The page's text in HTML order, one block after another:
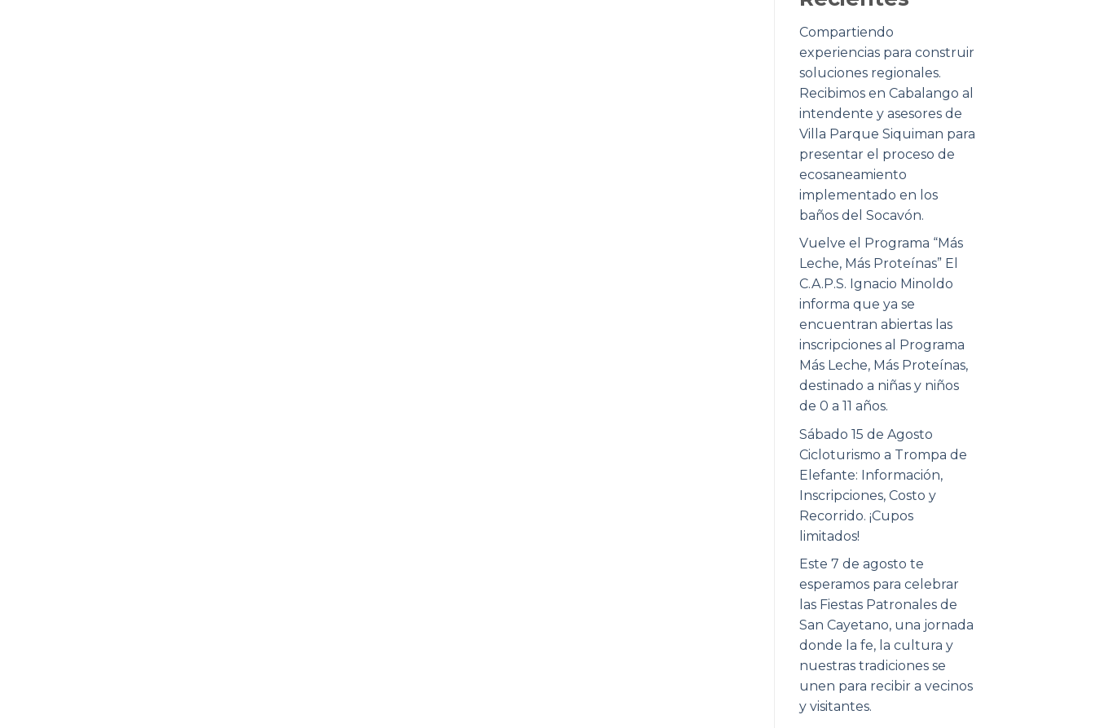
Compartiendo
experiencias para construir
soluciones regionales.
Recibimos en Cabalango al
intendente y asesores de
Villa Parque Siquiman para
presentar el proceso de
ecosaneamiento
implementado en los
baños del Socavón.
Vuelve el Programa “Más
Leche, Más Proteínas” El
C.A.P.S. Ignacio Minoldo
informa que ya se
encuentran abiertas las
inscripciones al Programa
Más Leche, Más Proteínas,
destinado a niñas y niños
de 0 a 11 años.
Sábado 15 de Agosto
Cicloturismo a Trompa de
Elefante: Información,
Inscripciones, Costo y
Recorrido. ¡Cupos
limitados!
Este 7 de agosto te
esperamos para celebrar
las Fiestas Patronales de
San Cayetano, una jornada
donde la fe, la cultura y
nuestras tradiciones se
unen para recibir a vecinos
y visitantes.